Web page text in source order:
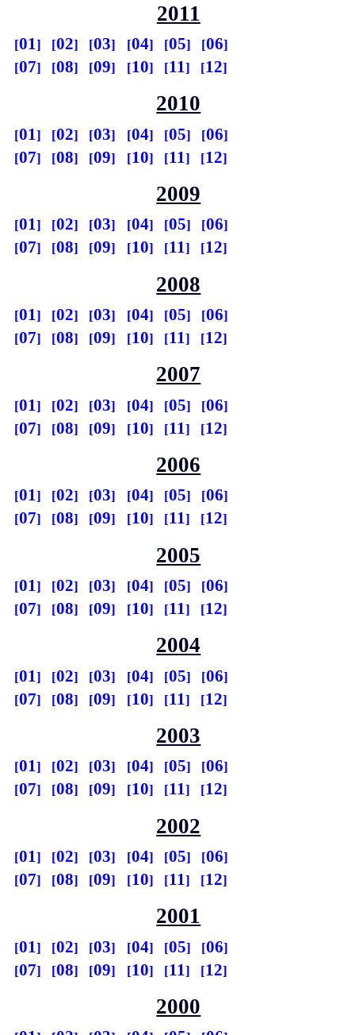
2011
01 02 03 04 05
06
07
08 09 10 11 12
2010
01 02 03 04 05
06
07
08 09 10 11 12
2009
01 02 03 04 05
06
07
08 09 10 11 12
2008
01 02 03 04 05
06
07
08 09 10 11 12
2007
01 02 03 04 05
06
07
08 09 10 11 12
2006
01 02 03 04 05
06
07
08 09 10 11 12
2005
01 02 03 04 05
06
07
08 09 10 11 12
2004
01 02 03 04 05
06
07
08 09 10 11 12
2003
01 02 03 04 05
06
07
08 09 10 11 12
2002
01 02 03 04 05
06
07
08 09 10 11 12
2001
01 02 03 04 05
06
07
08 09 10 11 12
2000